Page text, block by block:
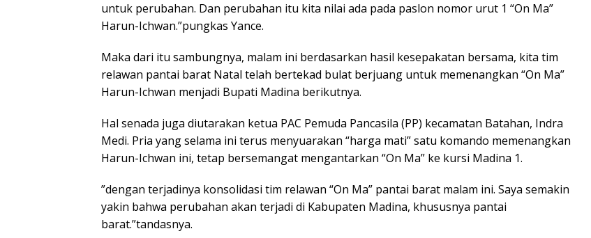
untuk perubahan. Dan perubahan itu kita nilai ada pada paslon nomor urut 1 “On Ma”
Harun-Ichwan.”pungkas Yance.
Maka dari itu sambungnya, malam ini berdasarkan hasil kesepakatan bersama, kita tim
relawan pantai barat Natal telah bertekad bulat berjuang untuk memenangkan “On Ma”
Harun-Ichwan menjadi Bupati Madina berikutnya.
Hal senada juga diutarakan ketua PAC Pemuda Pancasila (PP) kecamatan Batahan, Indra
Medi. Pria yang selama ini terus menyuarakan “harga mati” satu komando memenangkan
Harun-Ichwan ini, tetap bersemangat mengantarkan “On Ma” ke kursi Madina 1.
”dengan terjadinya konsolidasi tim relawan “On Ma” pantai barat malam ini. Saya semakin
yakin bahwa perubahan akan terjadi di Kabupaten Madina, khususnya pantai
barat.”tandasnya.